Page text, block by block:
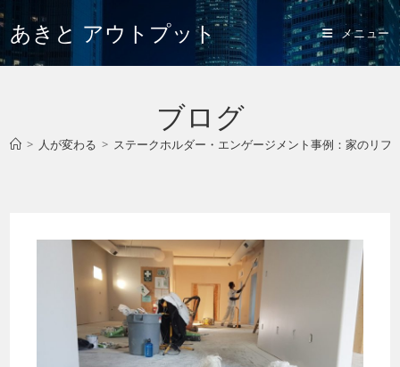
あきと アウトプット メニュー
ブログ
> 人が変わる > ステークホルダー・エンゲージメント事例：家のリフ